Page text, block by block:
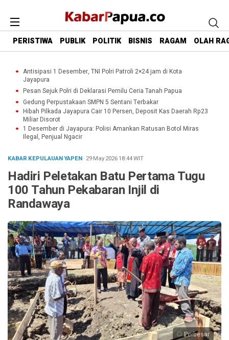
PERISTIWA PUBLIK POLITIK BISNIS RAGAM OLAH
Antisipasi 1 Desember, TNI Polri Patroli 2×24 jam di Kota
Jayapura
Pesan Sejuk Polri di Deklarasi Pemilu Ceria Tanah Papua
Gedung Perpustakaan SMPN 5 Sentani Terbakar
Hibah Pilkada Jayapura Cair 10 Persen, Deposit Kas Daerah Rp23
Miliar Disorot
1 Desember di Jayapura: Polisi Amankan Ratusan Botol Miras
Ilegal, Penjual Ngacir
KABAR KEPULAUAN YAPEN· 29 May 202618:44WIT
Hadiri Peletakan Batu Pertama Tugu
100 Tahun Pekabaran Injil di
Randawaya
Perbesar